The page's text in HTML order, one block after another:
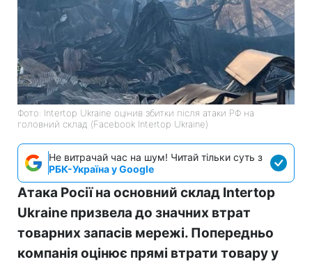
Фото: Intertop Ukraine оцінив збитки після атаки РФ на
головний склад (Facebook Intertop Ukraine)
Не витрачай час на шум! Читай тільки суть з
РБК-Україна у Google
Атака Росії на основний склад Intertop
Ukraine призвела до значних втрат
товарних запасів мережі. Попередньо
компанія оцінює прямі втрати товару у